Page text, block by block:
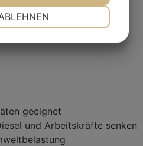
geeignet
und Arbeitskräfte senken